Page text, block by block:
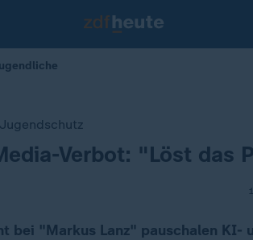
Verbot: "Löst das
bei "Markus Lanz" pauschalen KI-